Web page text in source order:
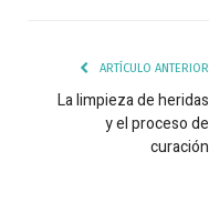
ARTÍCULO ANTERIOR
La limpieza de heridas
y el proceso de
curación